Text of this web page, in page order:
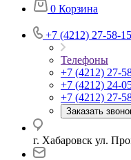
0 Корзина
+7 (4212) 27-58-15
Телефоны
+7 (4212) 27-
+7 (4212) 24-
+7 (4212) 27-
Заказать
г. Хабаровск ул.